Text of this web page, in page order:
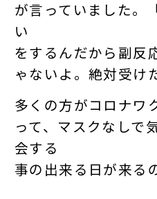
が言っていました。
い
をするんだから副反
ゃないよ。絶対受け
多くの方がコロナワ
って、マスクなしで
会する
事の出来る日が来る